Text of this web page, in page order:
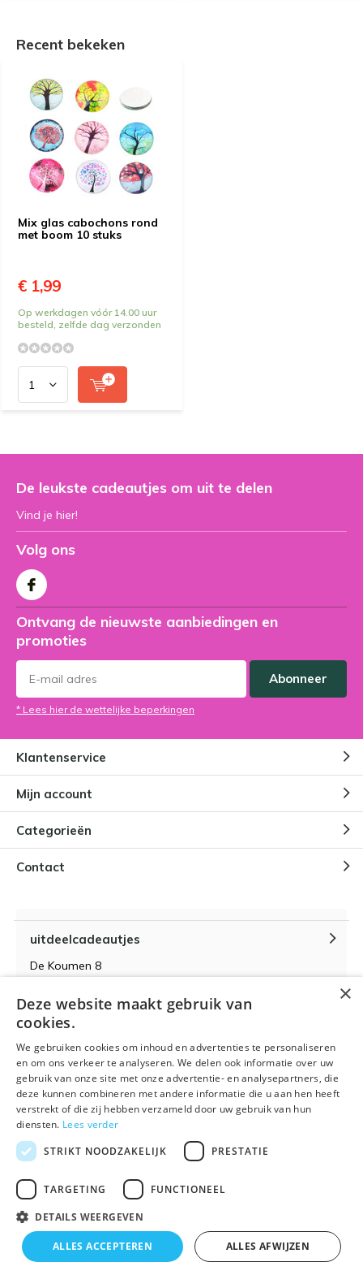
🌴 Wij zijn met vakantie t/m 21 augustus. Bestellen is
Recent bekeken
Mix glas cabochons rond
met boom 10 stuks
€ 1,99
Op werkdagen vóór 14.00 uur
besteld, zelfde dag verzonden
De leukste cadeautjes om uit te delen
Vind je hier!
Volg ons
Ontvang de nieuwste aanbiedingen en
promoties
Abonneer
* Lees hier de wettelijke beperkingen
Klantenservice
Mijn account
Categorieën
Contact
uitdeelcadeautjes
De Koumen 8
KvK-nummer 14087571
BTW-nummer NL 815399145 B01
© 2026 - Powered by
Algemene voorwaarden RSS-feed
×
Deze website maakt gebruik van
cookies.
We gebruiken cookies om inhoud en advertenties te personaliseren
en om ons verkeer te analyseren. We delen ook informatie over uw
gebruik van onze site met onze advertentie- en analysepartners, die
deze kunnen combineren met andere informatie die u aan hen heeft
verstrekt of die zij hebben verzameld door uw gebruik van hun
diensten. Lees verder
STRIKT NOODZAKELIJK
PRESTATIE
TARGETING FUNCTIONEEL
DETAILS WEERGEVEN
ALLES ACCEPTEREN ALLES AFWIJZEN